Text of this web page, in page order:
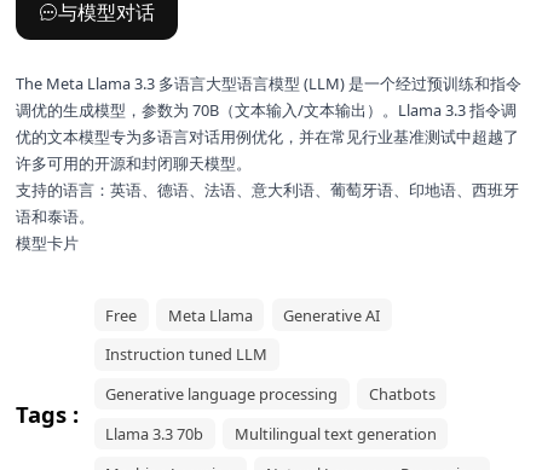
与模型对话
The Meta Llama 3.3 多语言大型语言模型 (LLM) 是一个经过预训练和指令
调优的生成模型，参数为 70B（文本输入/文本输出）。Llama 3.3 指令调
优的文本模型专为多语言对话用例优化，并在常见行业基准测试中超越了
许多可用的开源和封闭聊天模型。
支持的语言：英语、德语、法语、意大利语、葡萄牙语、印地语、西班牙
语和泰语。
模型卡片
Tags :
Free Meta Llama
Generative AI
Instruction tuned LLM
Generative language processing
Chatbots
Llama 3.3 70b
Multilingual text generation